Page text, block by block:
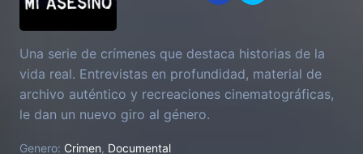
Una serie de crímenes que destaca historias de la
vida real. Entrevistas en profundidad, material de
archivo auténtico y recreaciones cinematográficas,
le dan un nuevo giro al género.
Genero: Crimen, Documental